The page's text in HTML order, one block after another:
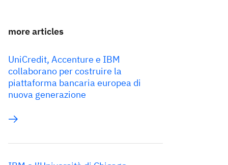
more articles
UniCredit, Accenture e IBM
collaborano per costruire la
piattaforma bancaria europea di
nuova generazione